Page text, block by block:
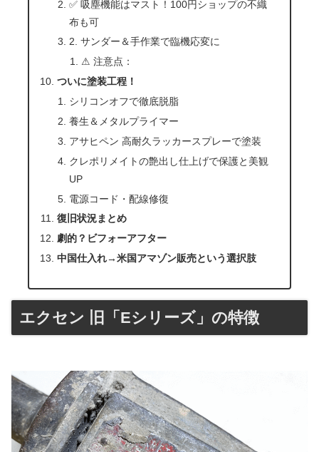
✅ 吸塵機能はマスト！100円ショップの不織
布も可
2. サンダー＆手作業で臨機応変に
⚠ 注意点：
ついに塗装工程！
シリコンオフで徹底脱脂
養生＆メタルプライマー
アサヒペン 高耐久ラッカースプレーで塗装
クレポリメイトの艶出し仕上げで保護と美観
UP
電源コード・配線修復
復旧状況まとめ
劇的？ビフォーアフター
中国仕入れ→米国アマゾン販売という選択肢
エクセン 旧「Eシリーズ」の特徴